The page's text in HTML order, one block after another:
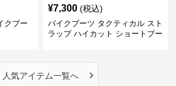
クブー
¥7,300 (税込)
バイクブーツ タクティカル スト
ラップ ハイカット ショートブー
人気アイテム一覧へ ›